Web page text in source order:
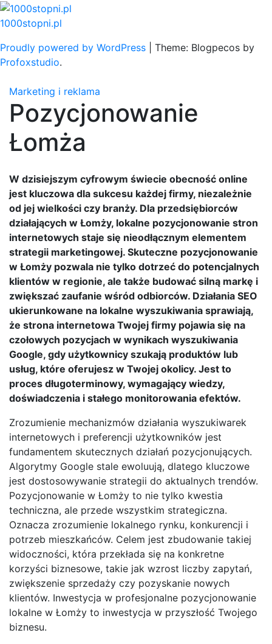
Skip
to
1000stopni.pl
Proudly powered by WordPress
Theme: Blogpecos by
Profoxstudio.
Marketing i reklama
Pozycjonowanie
Łomża
W dzisiejszym cyfrowym świecie obecność online
jest kluczowa dla sukcesu każdej firmy, niezależnie
od jej wielkości czy branży. Dla przedsiębiorców
działających w Łomży, lokalne pozycjonowanie stron
internetowych staje się nieodłącznym elementem
strategii marketingowej. Skuteczne pozycjonowanie
w Łomży pozwala nie tylko dotrzeć do potencjalnych
klientów w regionie, ale także budować silną markę i
zwiększać zaufanie wśród odbiorców. Działania SEO
ukierunkowane na lokalne wyszukiwania sprawiają,
że strona internetowa Twojej firmy pojawia się na
czołowych pozycjach w wynikach wyszukiwania
Google, gdy użytkownicy szukają produktów lub
usług, które oferujesz w Twojej okolicy. Jest to
proces długoterminowy, wymagający wiedzy,
doświadczenia i stałego monitorowania efektów.
Zrozumienie mechanizmów działania wyszukiwarek
internetowych i preferencji użytkowników jest
fundamentem skutecznych działań pozycjonujących.
Algorytmy Google stale ewoluują, dlatego kluczowe
jest dostosowywanie strategii do aktualnych trendów.
Pozycjonowanie w Łomży to nie tylko kwestia
techniczna, ale przede wszystkim strategiczna.
Oznacza zrozumienie lokalnego rynku, konkurencji i
potrzeb mieszkańców. Celem jest zbudowanie takiej
widoczności, która przekłada się na konkretne
korzyści biznesowe, takie jak wzrost liczby zapytań,
zwiększenie sprzedaży czy pozyskanie nowych
klientów. Inwestycja w profesjonalne pozycjonowanie
lokalne w Łomży to inwestycja w przyszłość Twojego
biznesu.